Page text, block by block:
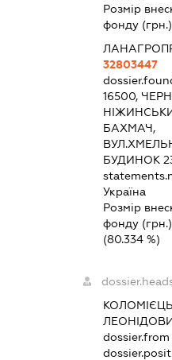
Розмір
фонду
32803447
16500,
БАХМАЧ,
БУДИНОК
Україна
Розмір
фонду
(80.334 %)
dossier.from